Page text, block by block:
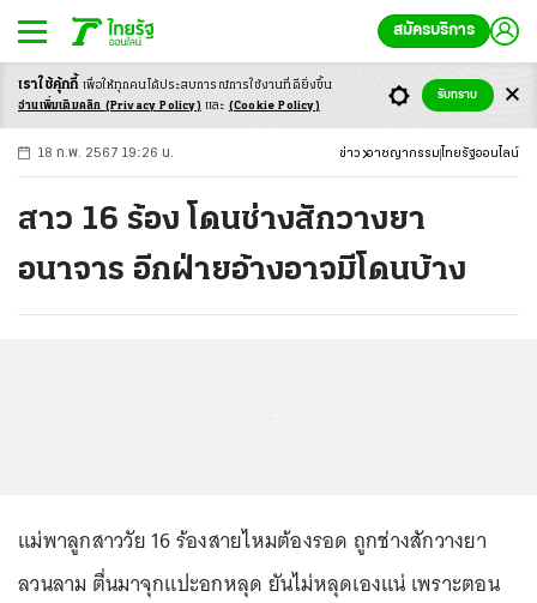
สมัครบริการ
-ก ก ก+
18 ก.พ. 2567 19:26 น. ข่าว อาชญากรรม ไทยรัฐออนไลน์
สาว 16 ร้อง โดนช่างสักวางยา
อนาจาร อีกฝ่ายอ้างอาจมีโดนบ้าง
แม่พาลูกสาววัย 16 ร้องสายไหมต้องรอด ถูกช่างสักวางยา
ลวนลาม ตื่นมาจุกแปะอกหลุด ยันไม่หลุดเองแน่ เพราะตอน
เราใช้คุ้กกี้ เพื่อให้ทุกคนได้ประสบการณ์การใช้งานที่ดียิ่งขึ้น
อ่านเพิ่มเติมคลิก (Privacy Policy) และ (Cookie Policy)
รับทราบ